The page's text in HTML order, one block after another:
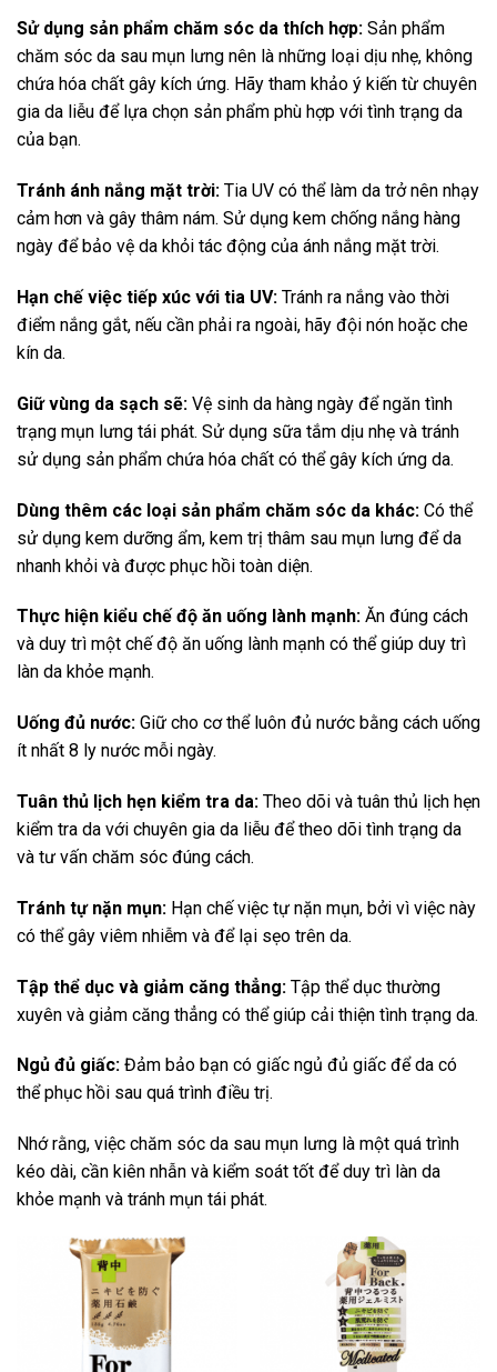
Sử dụng sản phẩm chăm sóc da thích hợp: Sản phẩm
chăm sóc da sau mụn lưng nên là những loại dịu nhẹ, không
chứa hóa chất gây kích ứng. Hãy tham khảo ý kiến từ chuyên
gia da liễu để lựa chọn sản phẩm phù hợp với tình trạng da
của bạn.
Tránh ánh nắng mặt trời: Tia UV có thể làm da trở nên nhạy
cảm hơn và gây thâm nám. Sử dụng kem chống nắng hàng
ngày để bảo vệ da khỏi tác động của ánh nắng mặt trời.
Hạn chế việc tiếp xúc với tia UV: Tránh ra nắng vào thời
điểm nắng gắt, nếu cần phải ra ngoài, hãy đội nón hoặc che
kín da.
Giữ vùng da sạch sẽ: Vệ sinh da hàng ngày để ngăn tình
trạng mụn lưng tái phát. Sử dụng sữa tắm dịu nhẹ và tránh
sử dụng sản phẩm chứa hóa chất có thể gây kích ứng da.
Dùng thêm các loại sản phẩm chăm sóc da khác: Có thể
sử dụng kem dưỡng ẩm, kem trị thâm sau mụn lưng để da
nhanh khỏi và được phục hồi toàn diện.
Thực hiện kiểu chế độ ăn uống lành mạnh: Ăn đúng cách
và duy trì một chế độ ăn uống lành mạnh có thể giúp duy trì
làn da khỏe mạnh.
Uống đủ nước: Giữ cho cơ thể luôn đủ nước bằng cách uống
ít nhất 8 ly nước mỗi ngày.
Tuân thủ lịch hẹn kiểm tra da: Theo dõi và tuân thủ lịch hẹn
kiểm tra da với chuyên gia da liễu để theo dõi tình trạng da
và tư vấn chăm sóc đúng cách.
Tránh tự nặn mụn: Hạn chế việc tự nặn mụn, bởi vì việc này
có thể gây viêm nhiễm và để lại sẹo trên da.
Tập thể dục và giảm căng thẳng: Tập thể dục thường
xuyên và giảm căng thẳng có thể giúp cải thiện tình trạng da.
Ngủ đủ giấc: Đảm bảo bạn có giấc ngủ đủ giấc để da có
thể phục hồi sau quá trình điều trị.
Nhớ rằng, việc chăm sóc da sau mụn lưng là một quá trình
kéo dài, cần kiên nhẫn và kiểm soát tốt để duy trì làn da
khỏe mạnh và tránh mụn tái phát.